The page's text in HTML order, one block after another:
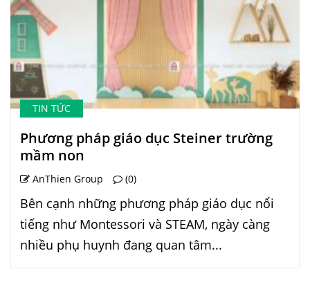
TIN TỨC
Phương pháp giáo dục Steiner trường
mầm non
AnThien Group (0)
Bên cạnh những phương pháp giáo dục nổi
tiếng như Montessori và STEAM, ngày càng
nhiều phụ huynh đang quan tâm...